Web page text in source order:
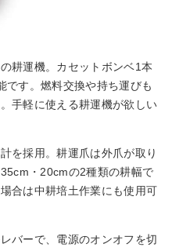
耕運機。カセットボンベ1本
です。燃料交換や持ち運びも
手軽に使える耕運機が欲しい
を採用。耕運爪は外爪が取り
・20cmの2種類の耕幅で
合は中耕培土作業にも使用可
バーで、電源のオンオフを切